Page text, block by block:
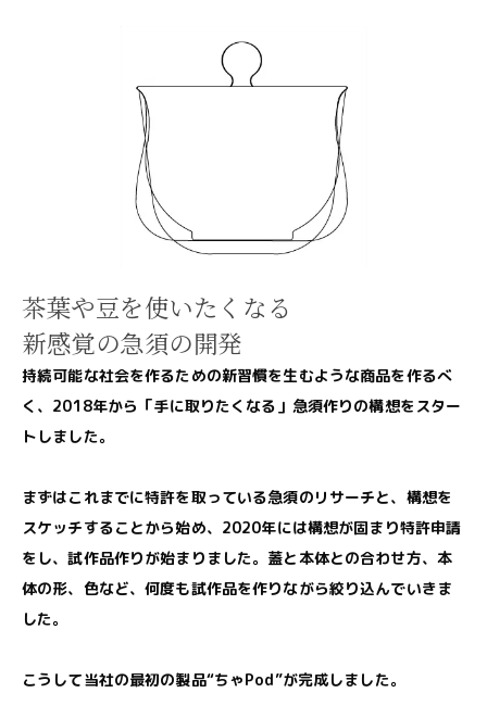
茶葉や豆を使いたくなる
新感覚の急須の開発
持続可能な社会を作るための新習慣を生むような商品を作るべ
く、2018年から「手に取りたくなる」急須作りの構想をスター
トしました。
まずはこれまでに特許を取っている急須のリサーチと、構想を
スケッチすることから始め、2020年には構想が固まり特許申請
をし、試作品作りが始まりました。蓋と本体との合わせ方、本
体の形、色など、何度も試作品を作りながら絞り込んでいきま
した。
こうして当社の最初の製品“ちゃPod”が完成しました。